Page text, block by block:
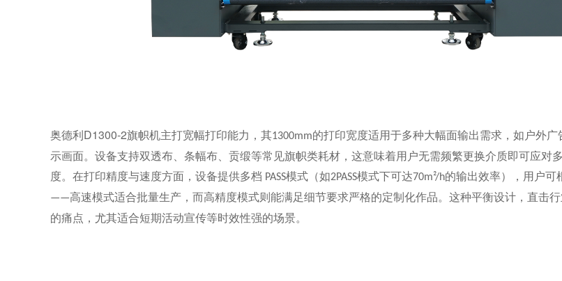
奥德利D1300-2旗帜机主打宽幅打印能力，其1300mm的打印宽度适用于多种大幅面输出需求，如户外
示画面。设备支持双透布、条幅布、贡缎等常见旗帜类耗材，这意味着用户无需频繁更换介质即可应对
度。在打印精度与速度方面，设备提供多档 PASS模式（如2PASS模式下可达70m²/h的输出效率），用户可
——高速模式适合批量生产，而高精度模式则能满足细节要求严格的定制化作品。这种平衡设计，直击
的痛点，尤其适合短期活动宣传等时效性强的场景。